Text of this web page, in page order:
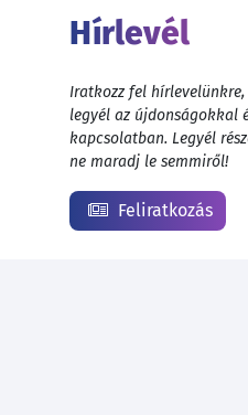
Hírlevél
Iratkozz fel
legyél az újdonságokkal
kapcsolatban. Legyél
ne maradj le semmiről!
Feliratkozás